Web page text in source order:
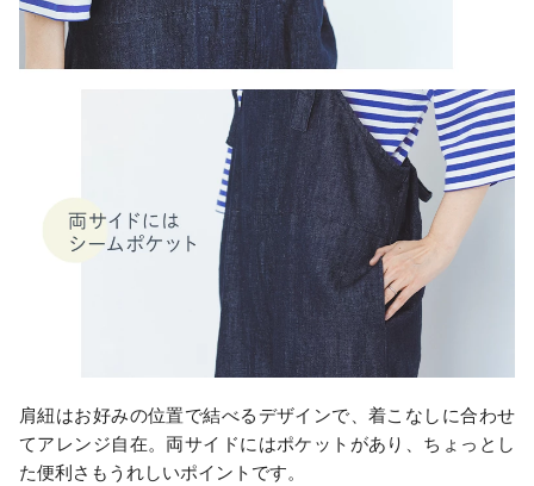
肩紐はお好みの位置で結べるデザインで、着こなしに合わせ
てアレンジ自在。両サイドにはポケットがあり、ちょっとし
た便利さもうれしいポイントです。